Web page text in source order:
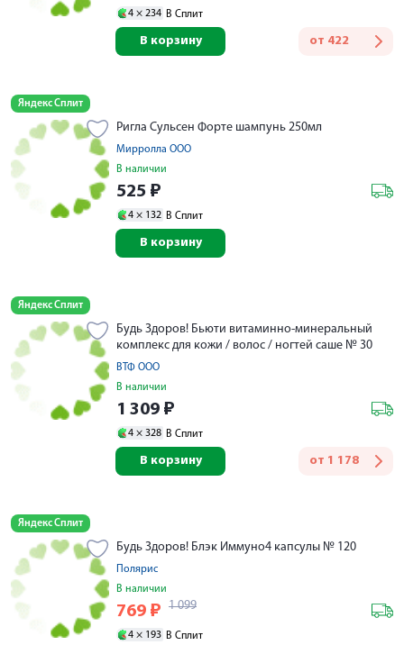
4 × 234 В Сплит
от 422
В корзину
Яндекс Сплит
Ригла Сульсен Форте шампунь 250мл
Мирролла ООО
В наличии
525 ₽
4 × 132 В Сплит
В корзину
Яндекс Сплит
Будь Здоров! Бьюти витаминно-минеральный
комплекс для кожи / волос / ногтей саше № 30
ВТФ ООО
В наличии
1 309 ₽
4 × 328 В Сплит
от 1 178
В корзину
Яндекс Сплит
Будь Здоров! Блэк Иммуно4 капсулы № 120
Полярис
В наличии
769 ₽ 1 099
4 × 193 В Сплит